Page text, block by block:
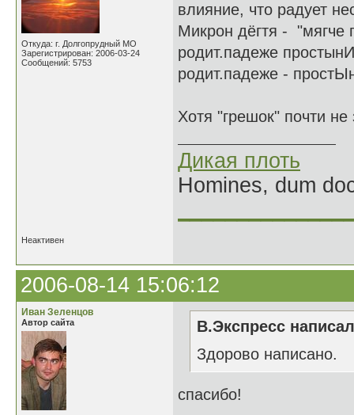
Откуда: г. Долгопрудный МО
Зарегистрирован: 2006-03-24
Сообщений: 5753
влияние, что радует
Микрон дёгтя - "мягче
родит.падеже
родит.падеже -
Хотя "грешок" почти не
Дикая плоть
Homines, dum
Неактивен
2006-08-14 15:06:12
Иван Зеленцов
Автор сайта
В.Экспресс
Здорово написано.
спасибо!